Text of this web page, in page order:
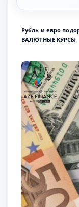
Рубль и евро
ВАЛЮТНЫЕ КУРСЫ